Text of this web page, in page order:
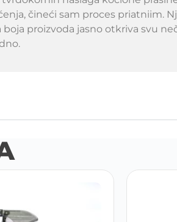
čineći sam proces priatniim.
proizvoda jasno otkriva svu